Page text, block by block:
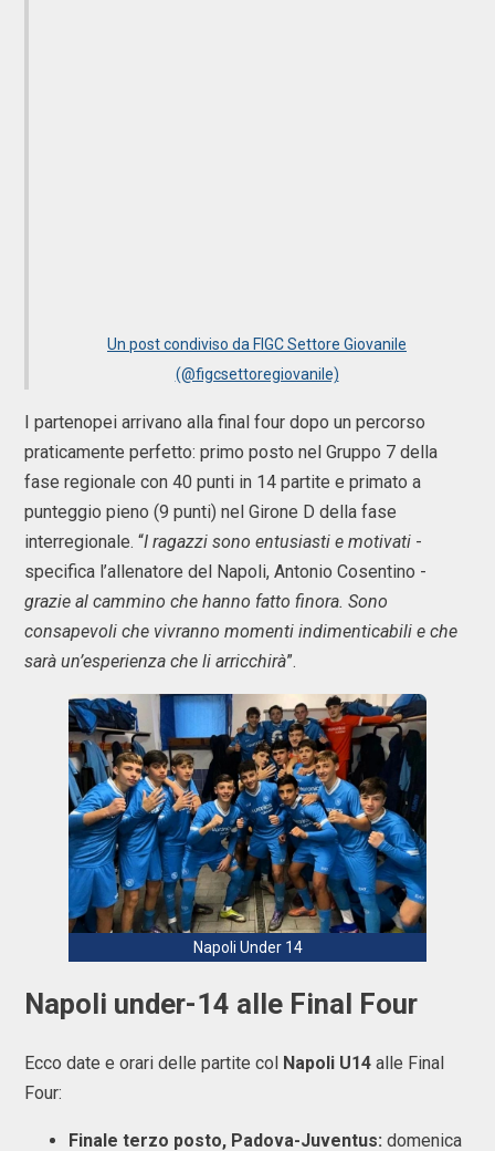
Un post condiviso da FIGC Settore Giovanile
(@figcsettoregiovanile)
I partenopei arrivano alla final four dopo un percorso
praticamente perfetto: primo posto nel Gruppo 7 della
fase regionale con 40 punti in 14 partite e primato a
punteggio pieno (9 punti) nel Girone D della fase
interregionale. “I ragazzi sono entusiasti e motivati -
specifica l’allenatore del Napoli, Antonio Cosentino -
grazie al cammino che hanno fatto finora. Sono
consapevoli che vivranno momenti indimenticabili e che
sarà un’esperienza che li arricchirà”.
Napoli Under 14
Napoli under-14 alle Final Four
Ecco date e orari delle partite col Napoli U14 alle Final
Four:
Finale terzo posto, Padova-Juventus: domenica